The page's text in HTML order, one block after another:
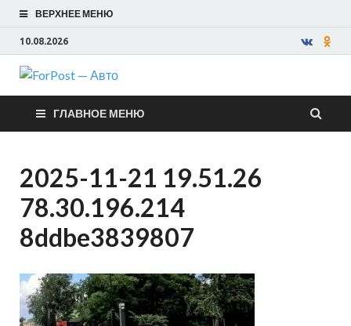
ВЕРХНЕЕ МЕНЮ
10.08.2026
ForPost —
Авто
ГЛАВНОЕ МЕНЮ
2025-11-21 19.51.26
78.30.196.214
8ddbe3839807